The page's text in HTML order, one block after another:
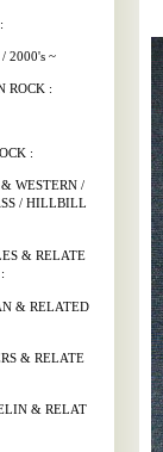
2000's ~
ROCK :
:
WESTERN /
/ HILLBILL
& RELATE
& RELATED
& RELATE
& RELAT